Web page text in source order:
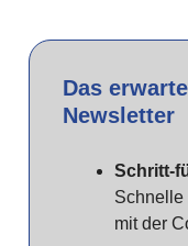
Das
Newsletter
Schritt-
Schnelle
mit der